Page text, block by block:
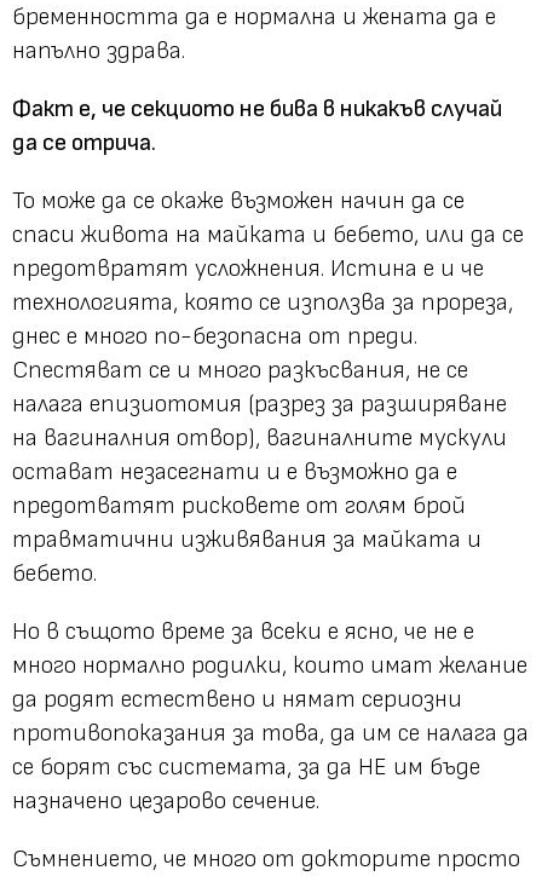
бременността да е нормална и жената да е
напълно здрава.
Факт е, че секциото не бива в никакъв случай
да се отрича.
То може да се окаже възможен начин да се
спаси живота на майката и бебето, или да се
предотвратят усложнения. Истина е и че
технологията, която се използва за прореза,
днес е много по-безопасна от преди.
Спестяват се и много разкъсвания, не се
налага епизиотомия (разрез за разширяване
на вагиналния отвор), вагиналните мускули
остават незасегнати и е възможно да е
предотватят рисковете от голям брой
травматични изживявания за майката и
бебето.
Но в същото време за всеки е ясно, че не е
много нормално родилки, които имат желание
да родят естествено и нямат сериозни
противопоказания за това, да им се налага да
се борят със системата, за да НЕ им бъде
назначено цезарово сечение.
Съмнението, че много от докторите просто